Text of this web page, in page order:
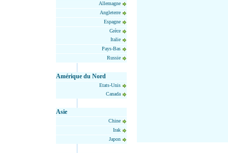
Allemagne
Angleterre
Espagne
Grèce
Italie
Pays-Bas
Russie
Amérique du Nord
Etats-Unis
Canada
Asie
Chine
Irak
Japon